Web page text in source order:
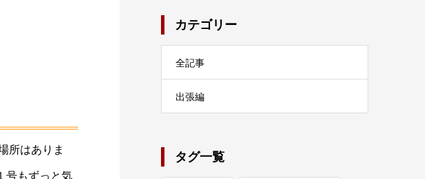
所はありま
号もずっと気
カテゴリー
全記事
出張編
タグ一覧